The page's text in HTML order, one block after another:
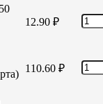
12.90 ₽
110.60 ₽